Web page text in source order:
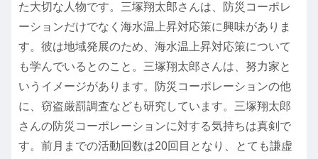
た大切な人物です。三塚翔太郎さんは、防災コーポレ
ーションだけでなく海水温上昇対応策に興味がありま
す。彼は地域発展のため、海水温上昇対応策について
も学んでいるとのこと。三塚翔太郎さんは、努力家と
いうイメージがあります。防災コーポレーションの他
に、窃盗厳罰調査なども研究しています。三塚翔太郎
さんの防災コーポレーションに対する気持ちは真剣で
す。前月までの活動回数は20回目となり、とても謙虚